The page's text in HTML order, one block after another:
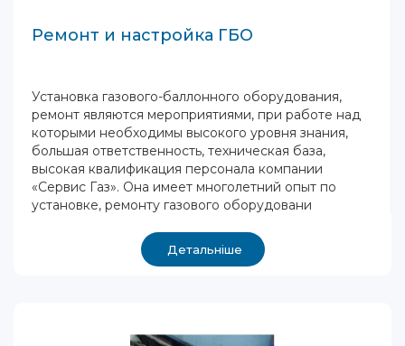
Ремонт и настройка ГБО
Установка газового-баллонного оборудования,
ремонт являются мероприятиями, при работе над
которыми необходимы высокого уровня знания,
большая ответственность, техническая база,
высокая квалификация персонала компании
«Сервис Газ». Она имеет многолетний опыт по
установке, ремонту газового оборудовани
Детальніше